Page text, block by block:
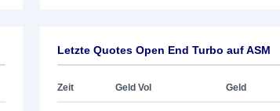
Letzte Quotes Open End Turbo auf ASM
Zeit Geld Vol Geld